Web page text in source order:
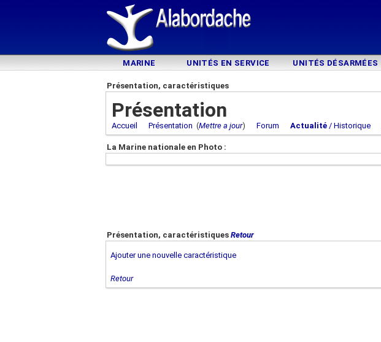
MARINE UNITÉS EN SERVICE UNITÉS DÉSARMÉES
Présentation, caractéristiques
Présentation
Accueil Présentation (Mettre a jour) Forum Actualité / Historique
La Marine nationale en Photo :
Présentation, caractéristiques Retour
Ajouter une nouvelle caractéristique
Retour